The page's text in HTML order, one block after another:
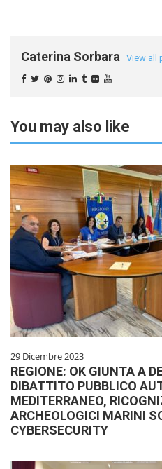
Caterina Sorbara View all
You may also like
29 Dicembre 2023
REGIONE: OK GIUNTA A
DIBATTITO PUBBLICO
MEDITERRANEO,
ARCHEOLOGICI MARINI
CYBERSECURITY